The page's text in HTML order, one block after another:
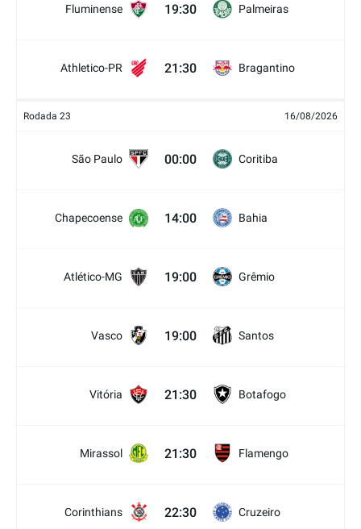
Fluminense 19:30 Palmeiras
Athletico-PR 21:30 Bragantino
Rodada 23 16/08/2026
São Paulo 00:00 Coritiba
Chapecoense 14:00 Bahia
Atlético-MG 19:00 Grêmio
Vasco 19:00 Santos
Vitória 21:30 Botafogo
Mirassol 21:30 Flamengo
Corinthians 22:30 Cruzeiro